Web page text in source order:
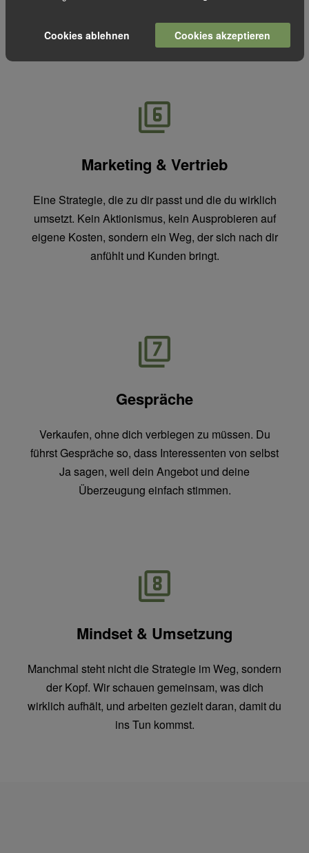
Kundengewinnung.
Marketing & Vertrieb
Eine Strategie, die zu dir passt und die du wirklich
umsetzt. Kein Aktionismus, kein Ausprobieren auf
eigene Kosten, sondern ein Weg, der sich nach dir
anfühlt und Kunden bringt.
Gespräche
Verkaufen, ohne dich verbiegen zu müssen. Du
führst Gespräche so, dass Interessenten von selbst
Ja sagen, weil dein Angebot und deine
Überzeugung einfach stimmen.
Mindset & Umsetzung
Manchmal steht nicht die Strategie im Weg, sondern
der Kopf. Wir schauen gemeinsam, was dich
wirklich aufhält, und arbeiten gezielt daran, damit du
ins Tun kommst.
Cookies ablehnen Cookies akzeptieren